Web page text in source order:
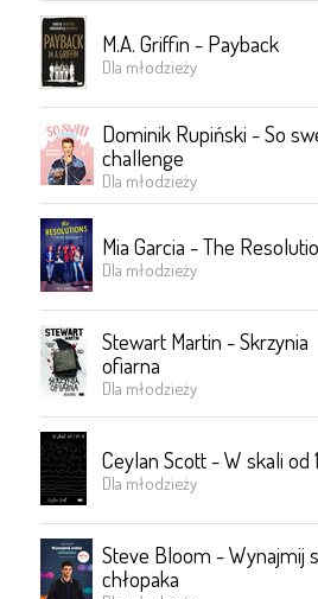
M.A. Griffin - Payback
Dla młodzieży
Dominik Rupiński - So
challenge
Dla młodzieży
Mia Garcia - The
Dla młodzieży
Stewart Martin - Skrzynia
ofiarna
Dla młodzieży
Ceylan Scott - W skali od
Dla młodzieży
Steve Bloom - Wynajmij
chłopaka